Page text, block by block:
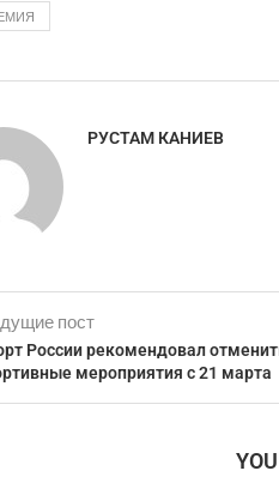
РУСТАМ КАНИЕВ
пост
России рекомендовал
мероприятия с 21 марта